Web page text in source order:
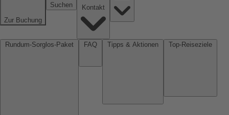
Zur Buchung
Suchen